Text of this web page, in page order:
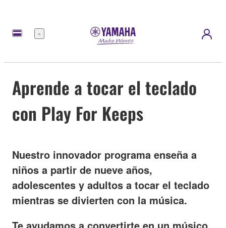
Menú
Aprende a tocar el teclado
con Play For Keeps
Nuestro innovador programa enseña a
niños a partir de nueve años,
adolescentes y adultos a tocar el teclado
mientras se divierten con la música.